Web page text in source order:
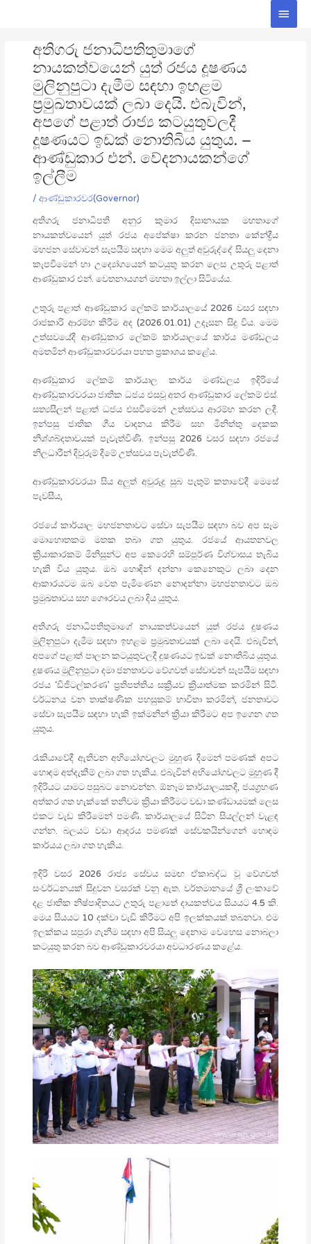
Main
අතිගරු ජනාධිපතිතුමාගේ
නායකත්වයෙන් යුත් රජය දූෂණය
මුලිනුපුටා දැමීම සඳහා ඉහළම
ප්‍රමුඛතාවයක් ලබා දෙයි. එබැවින්,
අපගේ පළාත් රාජ්‍ය කටයුතුවලදී
දූෂණයට ඉඩක් නොතිබිය යුතුය. –
ආණ්ඩුකාර එන්. වේදනායකන්ගේ
ඉල්ලීම
/ ආණ්ඩුකාරවර(Governor)
අතිගරු ජනාධිපති අනුර කුමාර දිසානායක මහතාගේ
නායකත්වයෙන් යුත් රජය අපේක්ෂා කරන ජනතා කේන්ද්‍රීය
මහජන සේවාවන් සැපයීම සඳහා මෙම අලුත් අවුරුද්දේ සියලු දෙනා
කැපවීමෙන් හා උද්‍යෝගයෙන් කටයුතු කරන ලෙස උතුරු පළාත්
ආණ්ඩුකාර එන්. වෙතනායගන් මහතා ඉල්ලා සිටියේය.
උතුරු පළාත් ආණ්ඩුකාර ලේකම් කාර්යාලයේ 2026 වසර සඳහා
රාජකාරි ආරම්භ කිරීම අද (2026.01.01) උදෑසන සිදු විය. මෙම
උත්සවයේදී ආණ්ඩුකාර ලේකම් කාර්යාලයේ කාර්ය මණ්ඩලය
අමතමින් ආණ්ඩුකාරවරයා පහත ප්‍රකාශය කළේය.
ආණ්ඩුකාර ලේකම් කාර්යාල කාර්ය මණ්ඩලය ඉදිරියේ
ආණ්ඩුකාරවරයා ජාතික ධජය එසවූ අතර ආණ්ඩුකාර ලේකම් එස්.
සත්‍යසීලන් පළාත් ධජය එසවීමෙන් උත්සවය ආරම්භ කරන ලදී.
ඉන්පසු ජාතික ගීය වාදනය කිරීම සහ මිනිත්තු දෙකක
නිශ්ශබ්දතාවයක් පැවැත්විණි. ඉන්පසු 2026 වසර සඳහා රජයේ
නිලධාරීන් දිවුරුම් දීමේ උත්සවය පැවැත්විණි.
ආණ්ඩුකාරවරයා සිය අලුත් අවුරුදු සුබ පැතුම් කතාවේදී මෙසේ
පැවසීය,
රජයේ කාර්යාල මහජනතාවට සේවා සැපයීම සඳහා බව අප සෑම
මොහොතකම මතක තබා ගත යුතුය. රජයේ ආයතනවල
ක්‍රියාකාරකම් මිනිසුන්ට අප කෙරෙහි සම්පූර්ණ විශ්වාසය තැබිය
හැකි විය යුතුය. ඔබ හොඳින් දන්නා කෙනෙකුට ලබා දෙන
ආකාරයටම ඔබ වෙත පැමිණෙන නොදන්නා මහජනතාවට ඔබ
ප්‍රමුඛතාවය සහ ගෞරවය ලබා දිය යුතුය.
අතිගරු ජනාධිපතිතුමාගේ නායකත්වයෙන් යුත් රජය දූෂණය
මුලිනුපුටා දැමීම සඳහා ඉහළම ප්‍රමුඛතාවයක් ලබා දෙයි. එබැවින්,
අපගේ පළාත් පාලන කටයුතුවලදී දූෂණයට ඉඩක් නොතිබිය යුතුය.
දූෂණය මුලිනුපුටා දමා ජනතාවට වේගවත් සේවාවන් සැපයීම සඳහා
රජය ‘ඩිජිටල්කරණ’ ප්‍රතිපත්තිය සක්‍රීයව ක්‍රියාත්මක කරමින් සිටී.
වර්ධනය වන තාක්ෂණික පහසුකම් භාවිතා කරමින්, ජනතාවට
සේවා සැපයීම සඳහා හැකි ඉක්මනින් ක්‍රියා කිරීමට අප ඉගෙන ගත
යුතුය.
රැකියාවේදී ඇතිවන අභියෝගවලට මුහුණ දීමෙන් පමණක් අපට
හොඳම අත්දැකීම් ලබා ගත හැකිය. එබැවින් අභියෝගවලට මුහුණ දී
ඉදිරියට යාමට පසුබට නොවන්න. ඕනෑම කාර්යාලයකදී, ජයග්‍රහණ
අත්කර ගත හැක්කේ තනිවම ක්‍රියා කිරීමට වඩා කණ්ඩායමක් ලෙස
එකට වැඩ කිරීමෙන් පමණි. කාර්යාලයේ සිටින සියල්ලන් වැළඳ
ගන්න. බලයට වඩා ආදරය පමණක් සේවකයින්ගෙන් හොඳම
කාර්යය ලබා ගත හැකිය.
ඉදිරි වසර 2026 රාජ්‍ය සේවය සමඟ ඒකාබද්ධ වූ වේගවත්
සංවර්ධනයක් සිදුවන වසරක් වනු ඇත. වර්තමානයේ ශ්‍රී ලංකාවේ
දළ ජාතික නිෂ්පාදිතයට උතුරු පළාතේ දායකත්වය සියයට 4.5 කි.
මෙය සියයට 10 දක්වා වැඩි කිරීමට අපි ඉලක්කයක් තබනවා. එම
ඉලක්කය සපුරා ගැනීම සඳහා අපි සියලු දෙනාම වෙහෙස නොබලා
කටයුතු කරන බව ආණ්ඩුකාරවරයා අවධාරණය කළේය.
navigation